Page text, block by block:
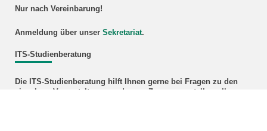
Nur nach Vereinbarung!
Anmeldung über unser Sekretariat.
ITS-Studienberatung
Die ITS-Studienberatung hilft Ihnen gerne bei Fragen zu den
einzelnen Veranstaltungen oder zur Zusammenstellung Ihres